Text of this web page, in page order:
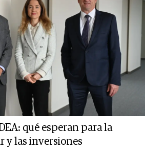
qué esperan para la
y las inversiones